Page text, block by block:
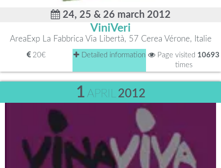
24, 25 & 26 march 2012
ViniVeri
AreaExp La Fabbrica Via Libertà, 57 Cerea Vérone, Italie
20€ Detailed information Page visited 10693
times
1 APRIL 2012